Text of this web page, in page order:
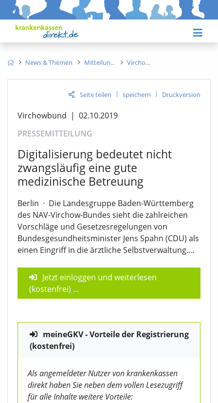
News & Themen Mitteilun Vircho
Seite teilen | speichern | Druckversion
Virchowbund | 02.10.2019
PRESSEMITTEILUNG
Digitalisierung bedeutet nicht
zwangsläufig eine gute
medizinische Betreuung
Berlin · Die Landesgruppe Baden-Württemberg
des NAV-Virchow-Bundes sieht die zahlreichen
Vorschläge und Gesetzesregelungen von
Bundesgesundheitsminister Jens Spahn (CDU) als
einen Eingriff in die ärztliche Selbstverwaltung....
Jetzt einloggen und weiterlesen
(kostenfrei) ...
meineGKV - Vorteile der Registrierung
(kostenfrei)
Als angemeldeter Nutzer von krankenkassen
direkt haben Sie neben dem vollen Lesezugriff
für alle Inhalte weitere Vorteile: